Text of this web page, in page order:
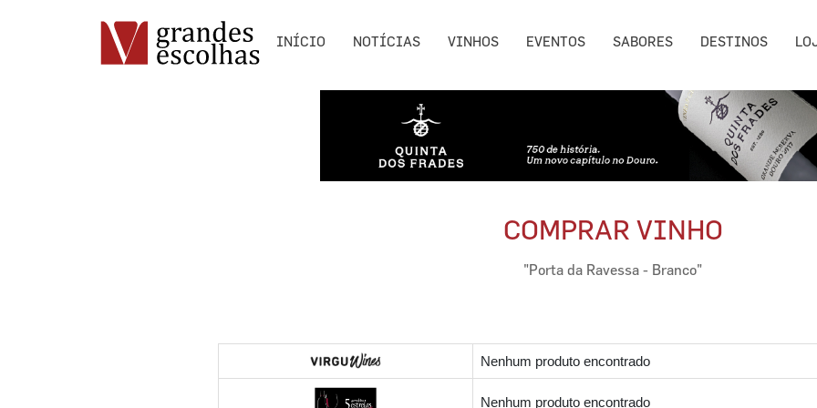
INÍCIO NOTÍCIAS VINHOS EVENTOS SABORES DESTINOS
COMPRAR VINHO
"Porta da Ravessa - Branco"
Nenhum produto encontrado
Nenhum produto encontrado